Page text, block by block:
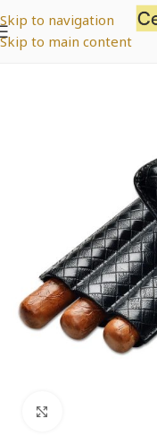
Skip to navigation
Skip to main content